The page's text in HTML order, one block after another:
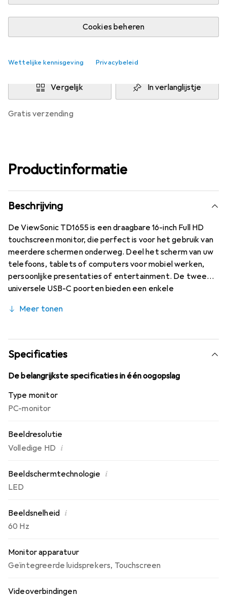
Cookies beheren
Wettelijke kennisgeving Privacybeleid
Levering tussen vr, 7/8 en di, 11/8
6 stuk op voorraad bij leverancier
In winkelmandje
Vergelijk In verlanglijstje
gratis verzending
Productinformatie
Beschrijving
De ViewSonic TD1655 is een draagbare 16-inch Full HD
touchscreen monitor, die perfect is voor het gebruik van
meerdere schermen onderweg. Deel het scherm van uw
telefoons, tablets of computers voor mobiel werken,
persoonlijke presentaties of entertainment. De twee
universele USB-C poorten bieden een enkele
feedback. De brede verstelbare standaard en het
krijgen tot uw favoriete werkhoeken. Met de antislip
flap, de roestvrijstalen behuizing, de aluminium standaard
en het scherm met hardheid 6H is deze monitor zeer
betrouwbaar dankzij zijn constructie.
Meer tonen
Specificaties
De belangrijkste specificaties in één oogopslag
Type monitor
PC-monitor
Beeldresolutie
Volledige HD i
Beeldschermtechnologie i
LED
Beeldsnelheid i
60 Hz
Monitor apparatuur
Geïntegreerde luidsprekers, Touchscreen
Videoverbindingen